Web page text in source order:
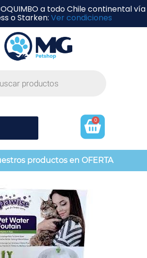
a todo Chile continental vía
o Starken: Ver condiciones
0
productos en OFERTA